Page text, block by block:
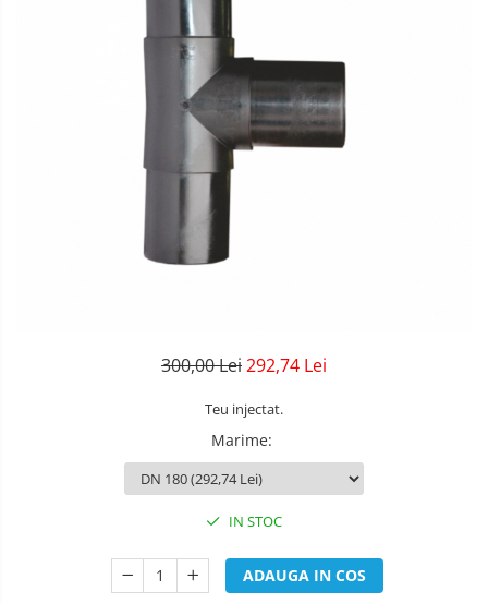
300,00 Lei292,74 Lei
Teu injectat.
Marime:
IN STOC
ADAUGA IN COS